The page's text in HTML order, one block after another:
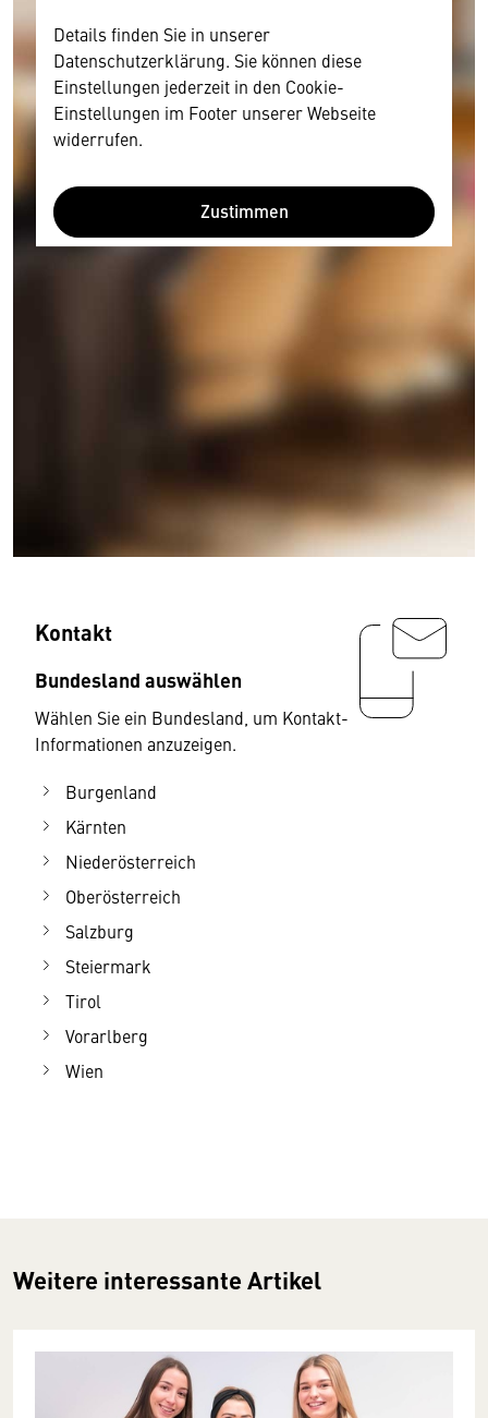
Details finden Sie in unserer
Datenschutzerklärung. Sie können diese
Einstellungen jederzeit in den Cookie-
Einstellungen im Footer unserer Webseite
widerrufen.
Zustimmen
Kontakt
Bundesland auswählen
Wählen Sie ein Bundesland, um Kontakt-
Informationen anzuzeigen.
Burgenland
Kärnten
Niederösterreich
Oberösterreich
Salzburg
Steiermark
Tirol
Vorarlberg
Wien
Weitere interessante Artikel